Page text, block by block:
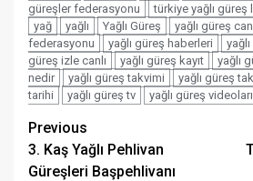
güreşler federasyonu
türkiye yağlı güreş
yağ
yağlı Yağlı Güreş yağlı güreş
federasyonu
yağlı güreş haberleri
güreş izle canlı
yağlı güreş kayıt yağlı
nedir
yağlı güreş takvimi yağlı güreş
tarihi
yağlı güreş tv yağlı güreş videoları
Post
navigation
Previous
3. Kaş Yağlı Pehlivan
Güreşleri Başpehlivanı